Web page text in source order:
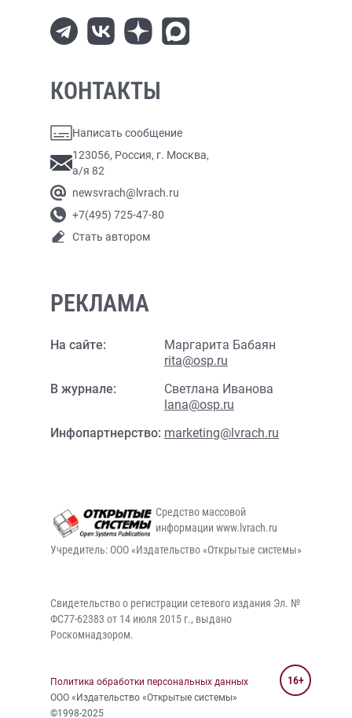
КОНТАКТЫ
Написать сообщение
123056, Россия, г. Москва,
а/я 82
newsvrach@lvrach.ru
+7(495) 725-47-80
Стать автором
РЕКЛАМА
На сайте:
Маргарита Бабаян
rita@osp.ru
В журнале:
Светлана Иванова
lana@osp.ru
Инфопартнерство: marketing@lvrach.ru
Средство массовой
информации www.lvrach.ru
Учредитель: ООО «Издательство «Открытые системы»
Свидетельство о регистрации сетевого издания Эл. №
ФС77-62383 от 14 июля 2015 г., выдано
Роскомнадзором.
Политика обработки персональных данных
ООО «Издательство «Открытые системы»
©1998-2025
16+